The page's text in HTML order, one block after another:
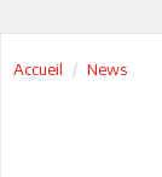
Accueil News